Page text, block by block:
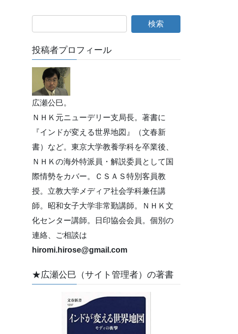
投稿者プロフィール
広瀬公巳。
ＮＨＫ元ニューデリー支局長。著書に
『インドが変える世界地図』（文春新
書）など。東京大学教養学科を卒業後、
ＮＨＫの海外特派員・解説委員として国
際情勢をカバー。ＣＳＡＳ特別客員教
授。立教大学メディア社会学科兼任講
師。昭和女子大学非常勤講師。ＮＨＫ文
化センター講師。日印協会会員。個別の
連絡、ご相談は
hiromi.hirose@gmail.com
★広瀬公巳（サイト管理者）の著書